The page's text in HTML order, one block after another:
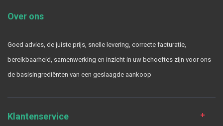
Over ons
Goed advies, de juiste prijs, snelle levering, correcte facturatie,
bereikbaarheid, samenwerking en inzicht in uw behoeftes zijn voor ons
de basisingrediënten van een geslaagde aankoop
Klantenservice